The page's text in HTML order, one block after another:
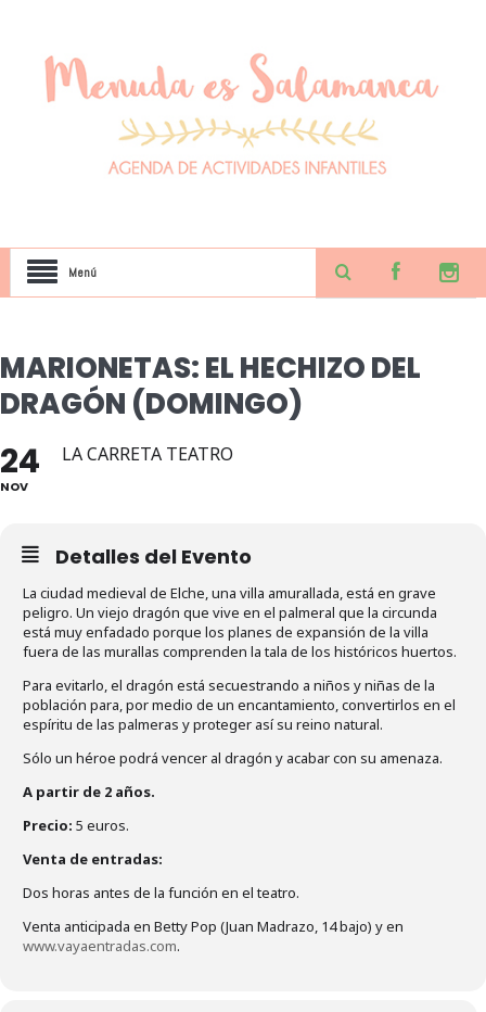
Menú
MARIONETAS: EL HECHIZO DEL
DRAGÓN (DOMINGO)
24
NOV
LA CARRETA TEATRO
Detalles del Evento
La ciudad medieval de Elche, una villa amurallada, está en grave
peligro. Un viejo dragón que vive en el palmeral que la circunda
está muy enfadado porque los planes de expansión de la villa
fuera de las murallas comprenden la tala de los históricos huertos.
Para evitarlo, el dragón está secuestrando a niños y niñas de la
población para, por medio de un encantamiento, convertirlos en el
espíritu de las palmeras y proteger así su reino natural.
Sólo un héroe podrá vencer al dragón y acabar con su amenaza.
A partir de 2 años.
Precio: 5 euros.
Venta de entradas:
Dos horas antes de la función en el teatro.
Venta anticipada en Betty Pop (Juan Madrazo, 14 bajo) y en
www.vayaentradas.com.